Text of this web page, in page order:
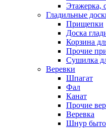
Этажерка,
Гладильные
Прищепки
Доска
Корзина
Прочие
Сушилка
Веревки
Шпагат
Фал
Канат
Прочие
Веревка
Шнур